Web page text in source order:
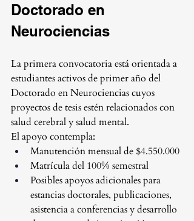
Doctorado en
Neurociencias
La primera convocatoria está orientada a
estudiantes activos de primer año del
Doctorado en Neurociencias cuyos
proyectos de tesis estén relacionados con
salud cerebral y salud mental.
El apoyo contempla:
Manutención mensual de $4.550.000
Matrícula del 100% semestral
Posibles apoyos adicionales para
estancias doctorales, publicaciones,
asistencia a conferencias y desarrollo